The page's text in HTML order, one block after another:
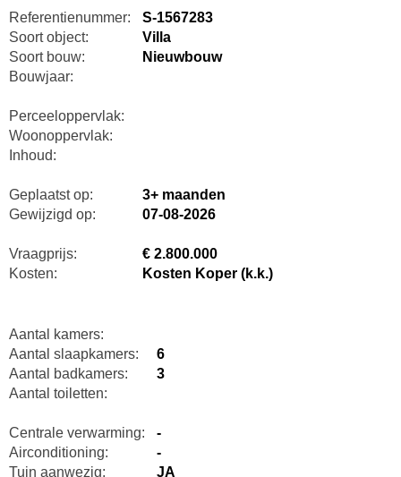
Referentienummer:
S-1567283
Soort object:
Villa
Soort bouw:
Nieuwbouw
Bouwjaar:
Perceeloppervlak:
Woonoppervlak:
Inhoud:
Geplaatst op:
3+ maanden
Gewijzigd op:
07-08-2026
Vraagprijs:
€ 2.800.000
Kosten:
Kosten Koper (k.k.)
Aantal kamers:
Aantal slaapkamers:
6
Aantal badkamers:
3
Aantal toiletten:
Centrale verwarming:
-
Airconditioning:
-
Tuin aanwezig:
JA